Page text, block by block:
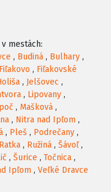
mestách:
, Budiná , Bulhary ,
Fiľakovo , Fiľakovské
, Jelšovec ,
, Lipovany ,
, Mašková ,
, Nitra nad Ipľom ,
, Pleš , Podrečany ,
Ratka , Ružiná , Šávoľ,
, Šurice , Točnica ,
Ipľom , Veľké Dravce